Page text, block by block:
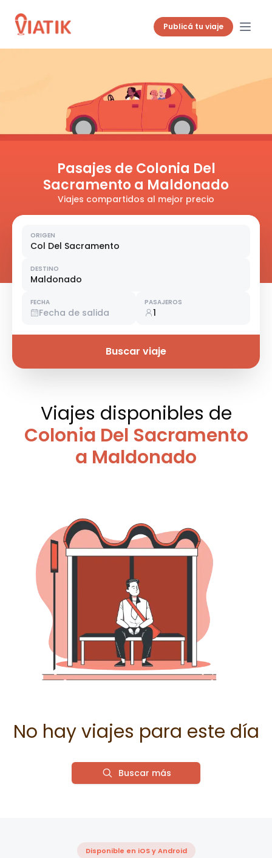
Publicá tu viaje
Pasajes de Colonia Del
Sacramento a Maldonado
Viajes compartidos al mejor precio
ORIGEN
Col Del Sacramento
DESTINO
Maldonado
FECHA
Fecha de salida
PASAJEROS
1
Buscar viaje
Viajes disponibles de
Colonia Del Sacramento
a Maldonado
No hay viajes para este día
Buscar más
Disponible en iOS y Android